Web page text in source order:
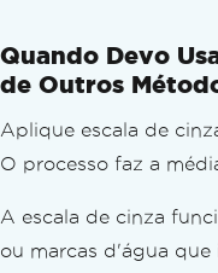
Quando Devo
de Outros
Aplique escala de
O processo faz a
A escala de cinza
ou marcas d'água